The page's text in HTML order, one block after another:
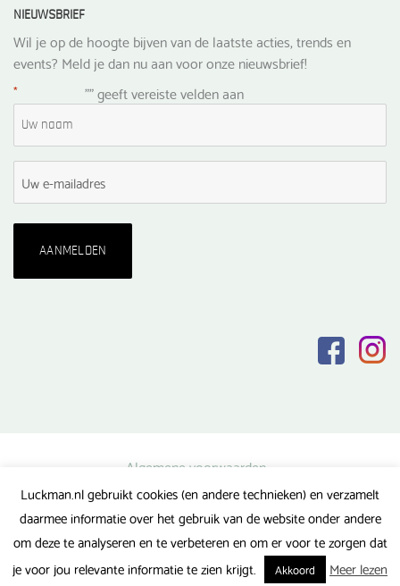
NIEUWSBRIEF
Wil je op de hoogte bijven van de laatste acties, trends en
events? Meld je dan nu aan voor onze nieuwsbrief!
"
* " geeft vereiste velden aan
Algemene voorwaarden
Privacy verklaring
Veel gestelde vragen
Luckman.nl gebruikt cookies (en andere technieken) en verzamelt
daarmee informatie over het gebruik van de website onder andere
om deze te analyseren en te verbeteren en om er voor te zorgen dat
je voor jou relevante informatie te zien krijgt.
Akkoord Meer lezen